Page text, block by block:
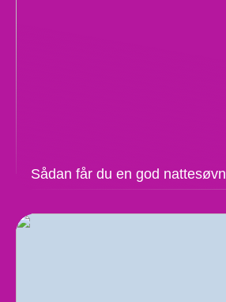
Sådan får du en god nattesøvn